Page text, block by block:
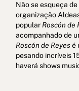
Não se esqueça
organização
popular Roscón de
acompanhado de
Roscón de Reyesé
pesando incríveis
haverá shows